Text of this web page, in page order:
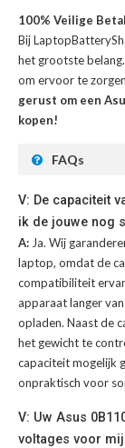
100% Veilige
Bij
het grootste
om ervoor te
gerust om een
kopen!
FAQs
V: De capaciteit
ik de jouwe nog
A: Ja. Wij
laptop, omdat de
compatibiliteit
apparaat langer
opladen. Naast de
het gewicht te
capaciteit mogelijk
onpraktisch voor
V: Uw Asus
voltages voor